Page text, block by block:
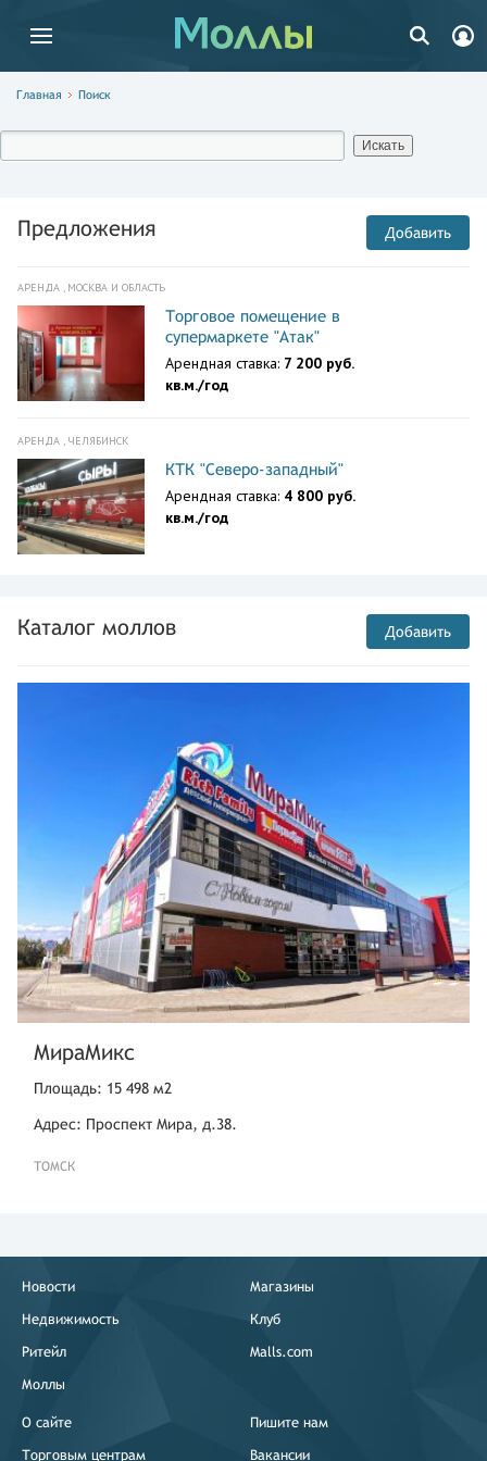
Главная Поиск
Предложения Добавить
АРЕНДА , МОСКВА И ОБЛАСТЬ
Торговое помещение в
супермаркете "Атак"
Арендная ставка: 7 200 руб.
кв.м./год
АРЕНДА , ЧЕЛЯБИНСК
КТК "Северо-западный"
Арендная ставка: 4 800 руб.
кв.м./год
Каталог моллов Добавить
МираМикс
Площадь: 15 498 м2
Адрес: Проспект Мира, д.38.
ТОМСК
Новости
Недвижимость
Ритейл
Моллы
Магазины
Клуб
Malls.com
О сайте
Торговым центрам
Пишите нам
Вакансии